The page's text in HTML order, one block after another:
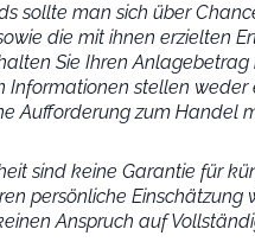
sollte man sich über
die mit ihnen erzielten
Sie Ihren Anlagebetrag
Informationen stellen weder
Aufforderung zum Handel
sind keine Garantie für
persönliche Einschätzung
Anspruch auf